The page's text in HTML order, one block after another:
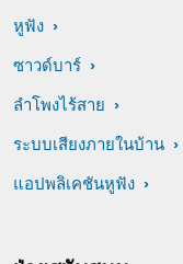
หูฟัง
ซาวด์บาร์
ลำโพงไร้สาย
ระบบเสียงภายในบ้าน
แอปพลิเคชันหูฟัง